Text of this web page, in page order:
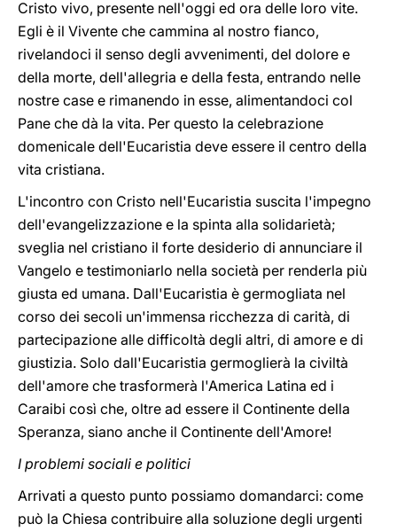
Cristo vivo, presente nell'oggi ed ora delle loro vite.
Egli è il Vivente che cammina al nostro fianco,
rivelandoci il senso degli avvenimenti, del dolore e
della morte, dell'allegria e della festa, entrando nelle
nostre case e rimanendo in esse, alimentandoci col
Pane che dà la vita. Per questo la celebrazione
domenicale dell'Eucaristia deve essere il centro della
vita cristiana.
L'incontro con Cristo nell'Eucaristia suscita l'impegno
dell'evangelizzazione e la spinta alla solidarietà;
sveglia nel cristiano il forte desiderio di annunciare il
Vangelo e testimoniarlo nella società per renderla più
giusta ed umana. Dall'Eucaristia è germogliata nel
corso dei secoli un'immensa ricchezza di carità, di
partecipazione alle difficoltà degli altri, di amore e di
giustizia. Solo dall'Eucaristia germoglierà la civiltà
dell'amore che trasformerà l'America Latina ed i
Caraibi così che, oltre ad essere il Continente della
Speranza, siano anche il Continente dell'Amore!
I problemi sociali e politici
Arrivati a questo punto possiamo domandarci: come
può la Chiesa contribuire alla soluzione degli urgenti